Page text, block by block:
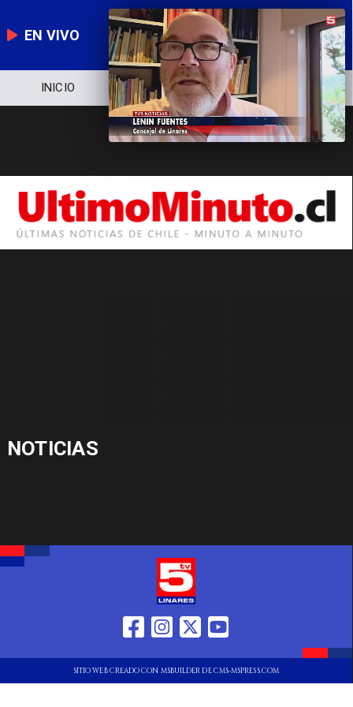
EN VIVO
INICIO NOTICIERO
NOTICIAS
SITIO WEB CREADO CON MSBUILDER DE CMS-MSPRESS.COM